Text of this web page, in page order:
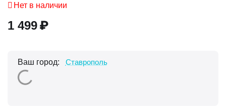
Нет в наличии
1 499₽
Ваш город: Ставрополь